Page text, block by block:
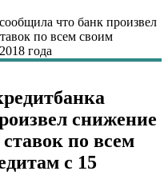
что банк произвел
по всем своим
года
снижение
по всем
с 15